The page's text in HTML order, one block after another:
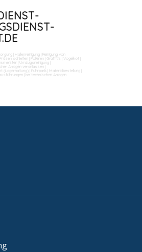
|Hallenreinigung |Reinigung von
Fräsen schleifen |Polieren Graffitis Vogelkot
|Umzugsreinigung
Anlagen veranlassen
(Lagerhaltung) |Fuhrpark |Materialbestellung
bei technischen Anlagen